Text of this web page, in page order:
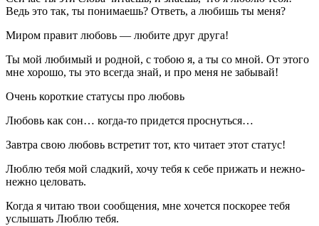
Ведь это так, ты понимаешь? Ответь, а любишь ты меня?
Миром правит любовь — любите друг друга!
Ты мой любимый и родной, с тобою я, а ты со мной. От этого
мне хорошо, ты это всегда знай, и про меня не забывай!
Очень короткие статусы про любовь
Любовь как сон… когда-то придется проснуться…
Завтра свою любовь встретит тот, кто читает этот статус!
Люблю тебя мой сладкий, хочу тебя к себе прижать и нежно-
нежно целовать.
Когда я читаю твои сообщения, мне хочется поскорее тебя
услышать Люблю тебя.